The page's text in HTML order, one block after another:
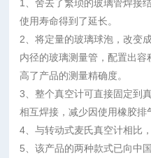
1、舍去了繁琐的玻璃管焊接
使用寿命得到了延长。
2、将定量的玻璃球泡，改变
内径的玻璃测量管，配置出
高了产品的测量精确度。
3、整个真空计可直接固定到
相互焊接，减少因使用橡胶
4、与转动式麦氏真空计相比
5、该产品的两种款式已向中